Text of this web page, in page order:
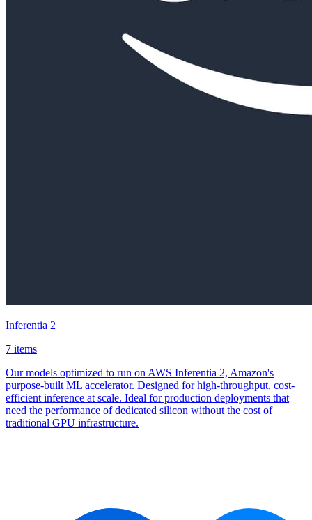
Inferentia 2
7 items
Our models optimized to run on AWS Inferentia 2, Amazon's
purpose-built ML accelerator. Designed for high-throughput, cost-
efficient inference at scale. Ideal for production deployments that
need the performance of dedicated silicon without the cost of
traditional GPU infrastructure.